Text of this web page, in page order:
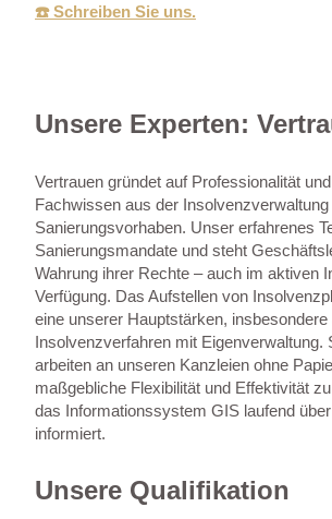
☎️ Schreiben Sie uns.
Unsere Experten:
Vertrauen gründet auf Professionalität
Fachwissen aus der
Sanierungsvorhaben. Unser erfahrenes
Sanierungsmandate und steht
Wahrung ihrer Rechte – auch im aktiven
Verfügung. Das Aufstellen von
eine unserer Hauptstärken,
Insolvenzverfahren mit
arbeiten an unseren Kanzleien ohne
maßgebliche Flexibilität und Effektivität
das Informationssystem GIS laufend
informiert.
Unsere Qualifikation